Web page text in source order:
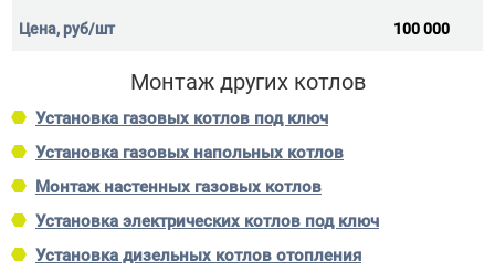
100 000
Монтаж других котлов
Установка газовых котлов под ключ
Установка газовых напольных котлов
Монтаж настенных газовых котлов
Установка электрических котлов под ключ
Установка дизельных котлов отопления